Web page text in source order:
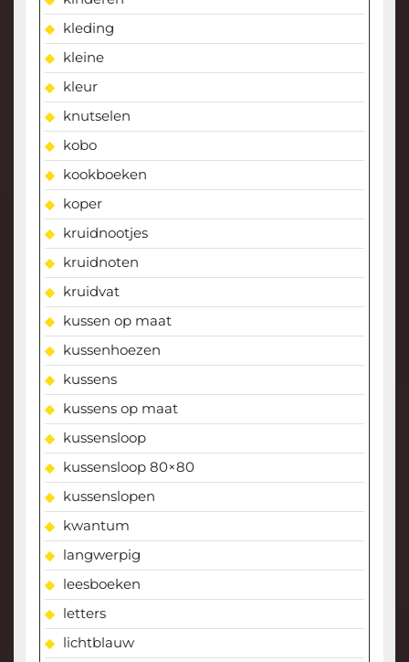
kleding
kleine
kleur
knutselen
kobo
kookboeken
koper
kruidnootjes
kruidnoten
kruidvat
kussen op maat
kussenhoezen
kussens
kussens op maat
kussensloop
kussensloop 80×80
kussenslopen
kwantum
langwerpig
leesboeken
letters
lichtblauw